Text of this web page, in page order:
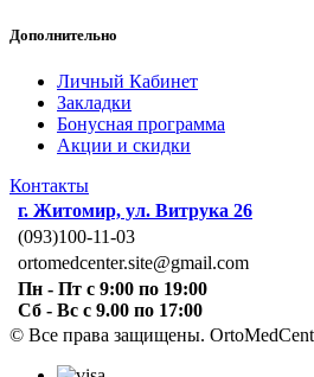
Дополнительно
Личный Кабинет
Закладки
Бонусная программа
Акции и скидки
Контакты
г. Житомир, ул. Витрука 26
(093)100-11-03
ortomedcenter.site@gmail.com
Пн - Пт с 9:00 по 19:00
Сб - Вс с 9.00 по 17:00
© Все права защищены.